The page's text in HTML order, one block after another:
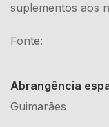
suplementos aos
Fonte:
Abrangência
Guimarães